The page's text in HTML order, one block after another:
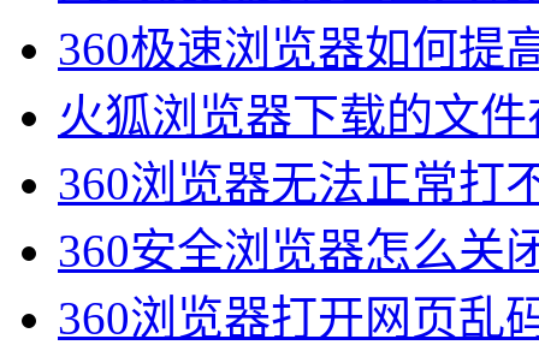
360极速浏览器如何提
火狐浏览器下载的文
360浏览器无法正常打
360安全浏览器怎么关
360浏览器打开网页乱